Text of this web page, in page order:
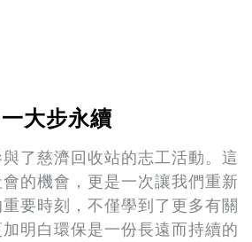
大步永續
了慈濟回收站的志工活動。 這
的機會，更是一次讓我們重新
要時刻，不僅學到了更多有關
明白環保是一份長遠而持續的